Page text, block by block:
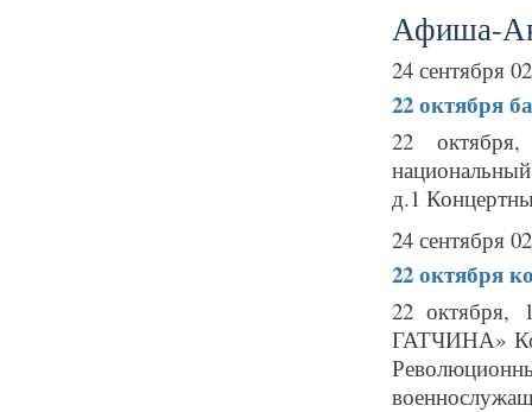
Афиша-
24 сентября
22 октября
22
д.1
24 сентября
22 октября
22 октября,
ГАТЧИНА»